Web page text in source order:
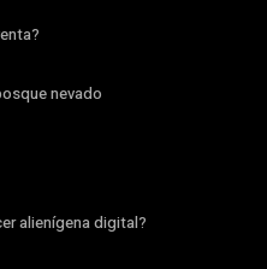
nevado
alienígena digital?